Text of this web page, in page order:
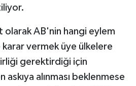
olarak AB'nin hangi eylem
vermek üye ülkelere
gerektirdiği için
askıya alınması beklenmese